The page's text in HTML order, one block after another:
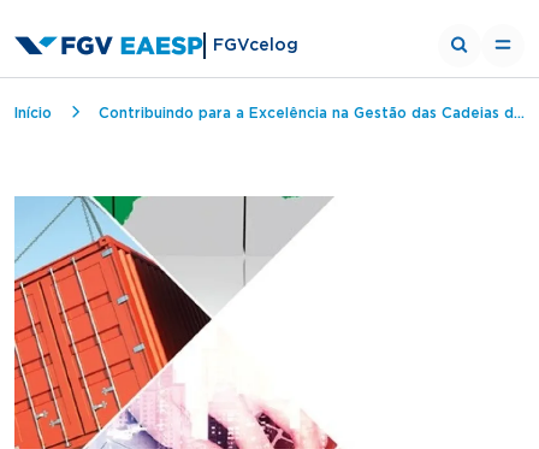
FGVcelog
Trilha de navegação
Início Contribuindo para a Excelência na Gestão das Cadeias de Suprimentos